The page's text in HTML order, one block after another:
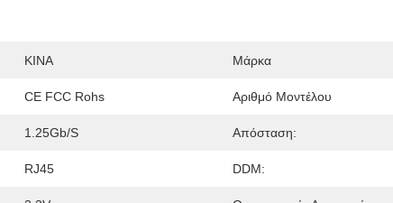
ΚΙΝΑ Μάρκα
CE FCC Rohs Αριθμό Μοντέλου
1.25Gb/s Απόσταση:
RJ45 DDM: